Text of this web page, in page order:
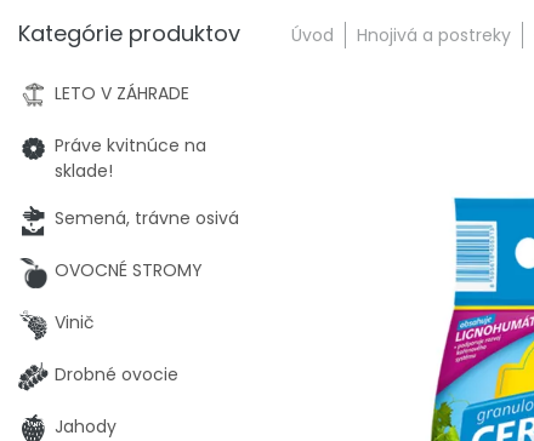
Úvod Hnojivá a postreky
Kategórie produktov
LETO V ZÁHRADE
Práve kvitnúce na
sklade!
Semená, trávne osivá
OVOCNÉ STROMY
Vinič
Drobné ovocie
Jahody